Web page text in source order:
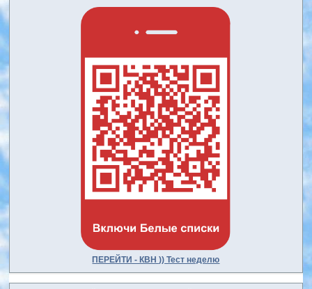
ПЕРЕЙТИ - КВН )) Тест неделю